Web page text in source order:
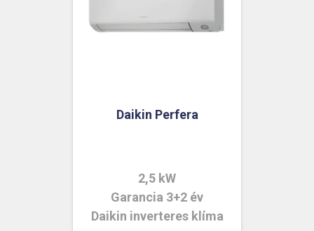
Daikin Perfera
2,5 kW
Garancia 3+2 év
Daikin inverteres klíma